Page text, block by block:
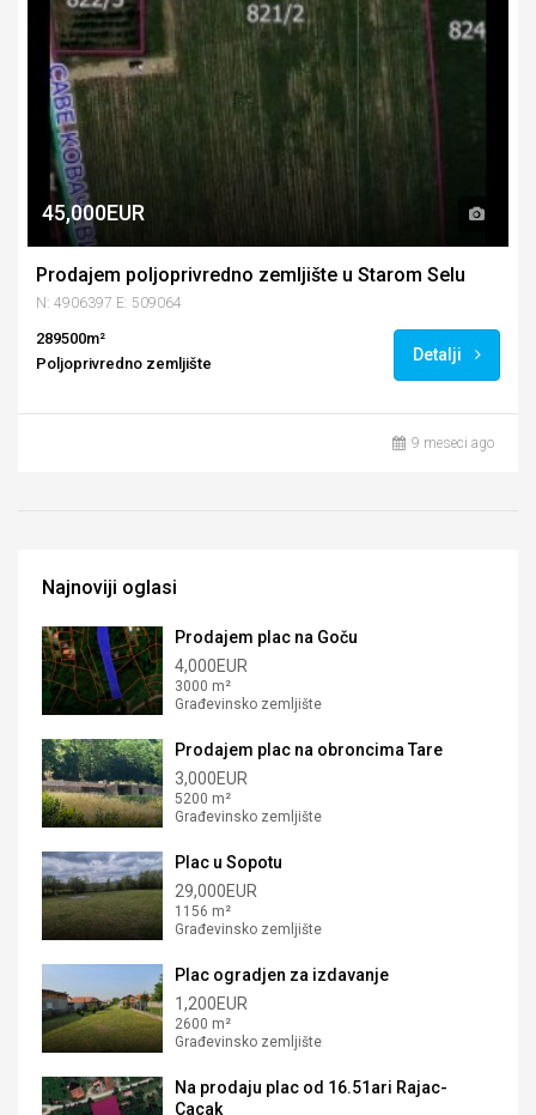
45,000EUR
Prodajem poljoprivredno zemljište u Starom Selu
N: 4906397 E: 509064
289500m²
Poljoprivredno zemljište
Detalji
9 meseci ago
Najnoviji oglasi
Prodajem plac na Goču
4,000EUR
3000 m²
Građevinsko zemljište
Prodajem plac na obroncima Tare
3,000EUR
5200 m²
Građevinsko zemljište
Plac u Sopotu
29,000EUR
1156 m²
Građevinsko zemljište
Plac ogradjen za izdavanje
1,200EUR
2600 m²
Građevinsko zemljište
Na prodaju plac od 16.51ari Rajac-
Cacak